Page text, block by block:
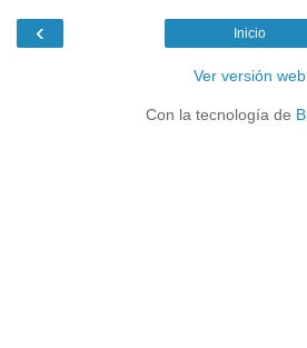
‹ Inicio
Ver versión web
Con la tecnología de